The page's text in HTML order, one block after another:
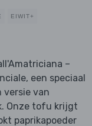
EIWIT+
–
een speciaal
versie van
Onze tofu krijgt
paprikapoeder